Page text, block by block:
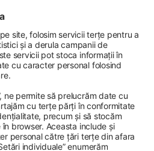
URMĂREȘTE-NE
URMĂREȘTE-NE